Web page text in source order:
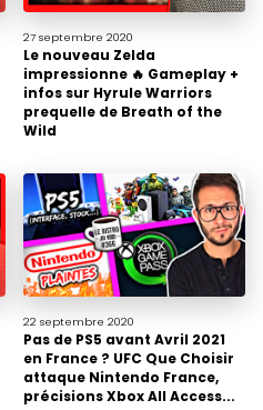
27 septembre 2020
Le nouveau Zelda
impressionne 🔥 Gameplay +
infos sur Hyrule Warriors
prequelle de Breath of the
Wild
22 septembre 2020
Pas de PS5 avant Avril 2021
en France ? UFC Que Choisir
attaque Nintendo France,
précisions Xbox All Access...